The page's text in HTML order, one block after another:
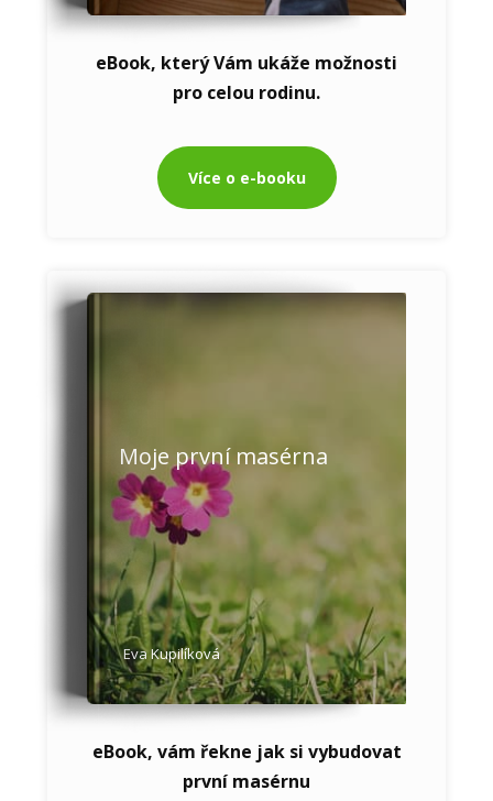
eBook, který Vám ukáže možnosti
pro celou rodinu.
Více o e-booku
Moje první masérna
Eva Kupilíková
eBook, vám řekne jak si vybudovat
první masérnu